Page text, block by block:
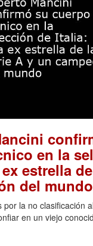
en la
estrella
del mundo
por la no clasificación
en un viejo